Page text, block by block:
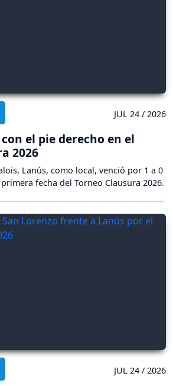
JUL 24 / 2026
el pie derecho en el
2026
Lanús, como local, venció por 1 a 0
fecha del Torneo Clausura 2026.
JUL 24 / 2026